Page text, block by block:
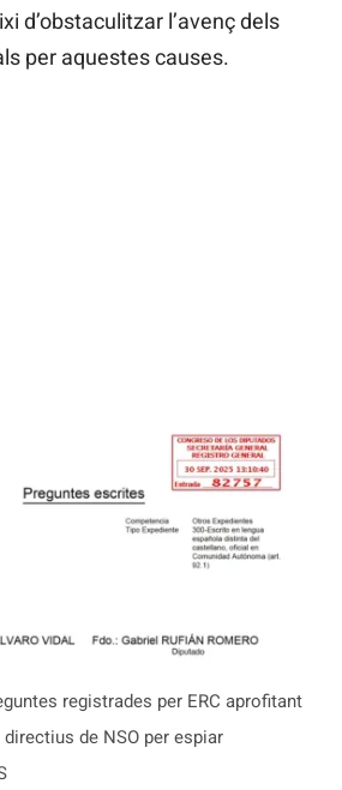
d’obstaculitzar l’avenç dels
per aquestes causes.
registrades per ERC aprofitant
de NSO per espiar